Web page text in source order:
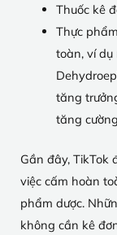
Thuốc kê
Thực
toàn, ví dụ
tăng
tăng
Gần đây, TikTok
việc cấm hoàn
phẩm dược.
không cần kê